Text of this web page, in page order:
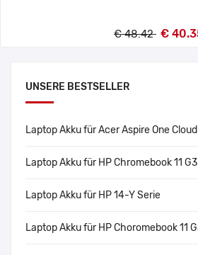
UNSERE BESTSELLER
Laptop Akku für Acer Aspire One
Laptop Akku für HP Chromebook 11
Laptop Akku für HP 14-Y Serie
Laptop Akku für HP Choromebook 11
€ 48.42 €